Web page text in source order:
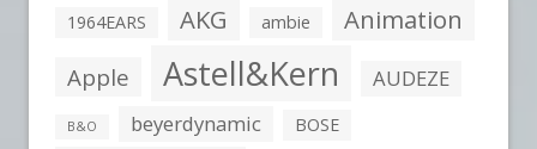
1964EARS AKG ambie Animation
Apple Astell&Kern AUDEZE
B&O beyerdynamic BOSE